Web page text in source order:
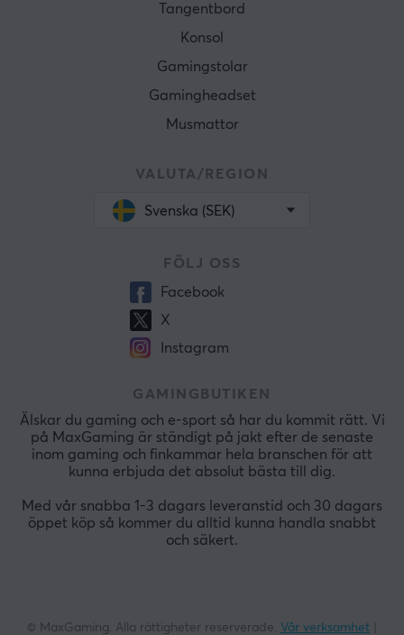
Tangentbord
Konsol
Gamingstolar
Gamingheadset
Musmattor
VALUTA/REGION
Svenska (SEK)
FÖLJ OSS
Facebook
X
Instagram
GAMINGBUTIKEN
Älskar du gaming och e-sport så har du kommit rätt. Vi
på MaxGaming är ständigt på jakt efter de senaste
inom gaming och finkammar hela branschen för att
kunna erbjuda det absolut bästa till dig.
Med vår snabba 1-3 dagars leveranstid och 30 dagars
öppet köp så kommer du alltid kunna handla snabbt
och säkert.
© MaxGaming. Alla rättigheter reserverade. Vår verksamhet